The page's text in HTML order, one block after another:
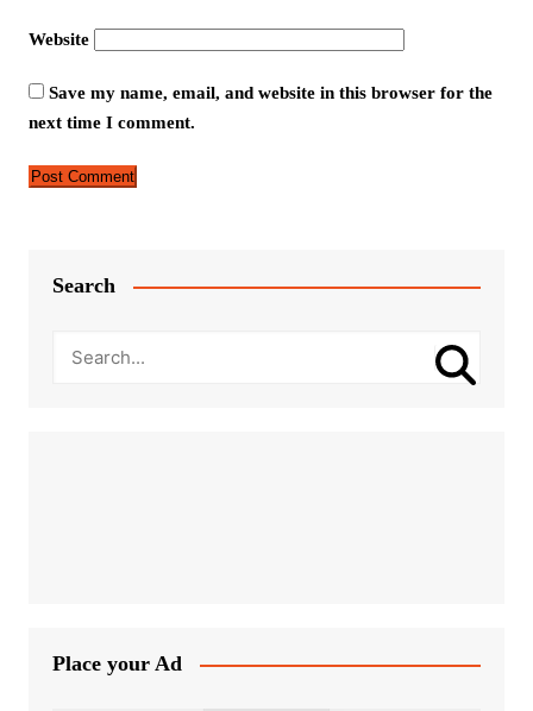
Website
Save my name, email, and website in this browser for the
next time I comment.
Search
Place your Ad